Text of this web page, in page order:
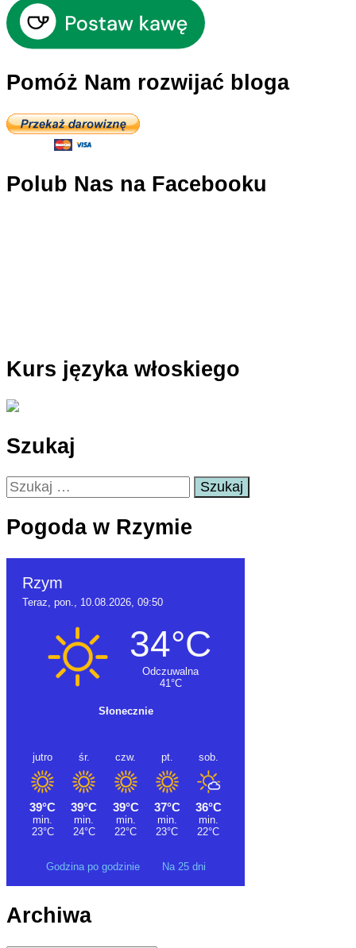
Pomóż Nam rozwijać bloga
Polub Nas na Facebooku
Kurs języka włoskiego
Szukaj
Szukaj:
Pogoda w Rzymie
Godzina po godzinie Na 25 dni
Archiwa